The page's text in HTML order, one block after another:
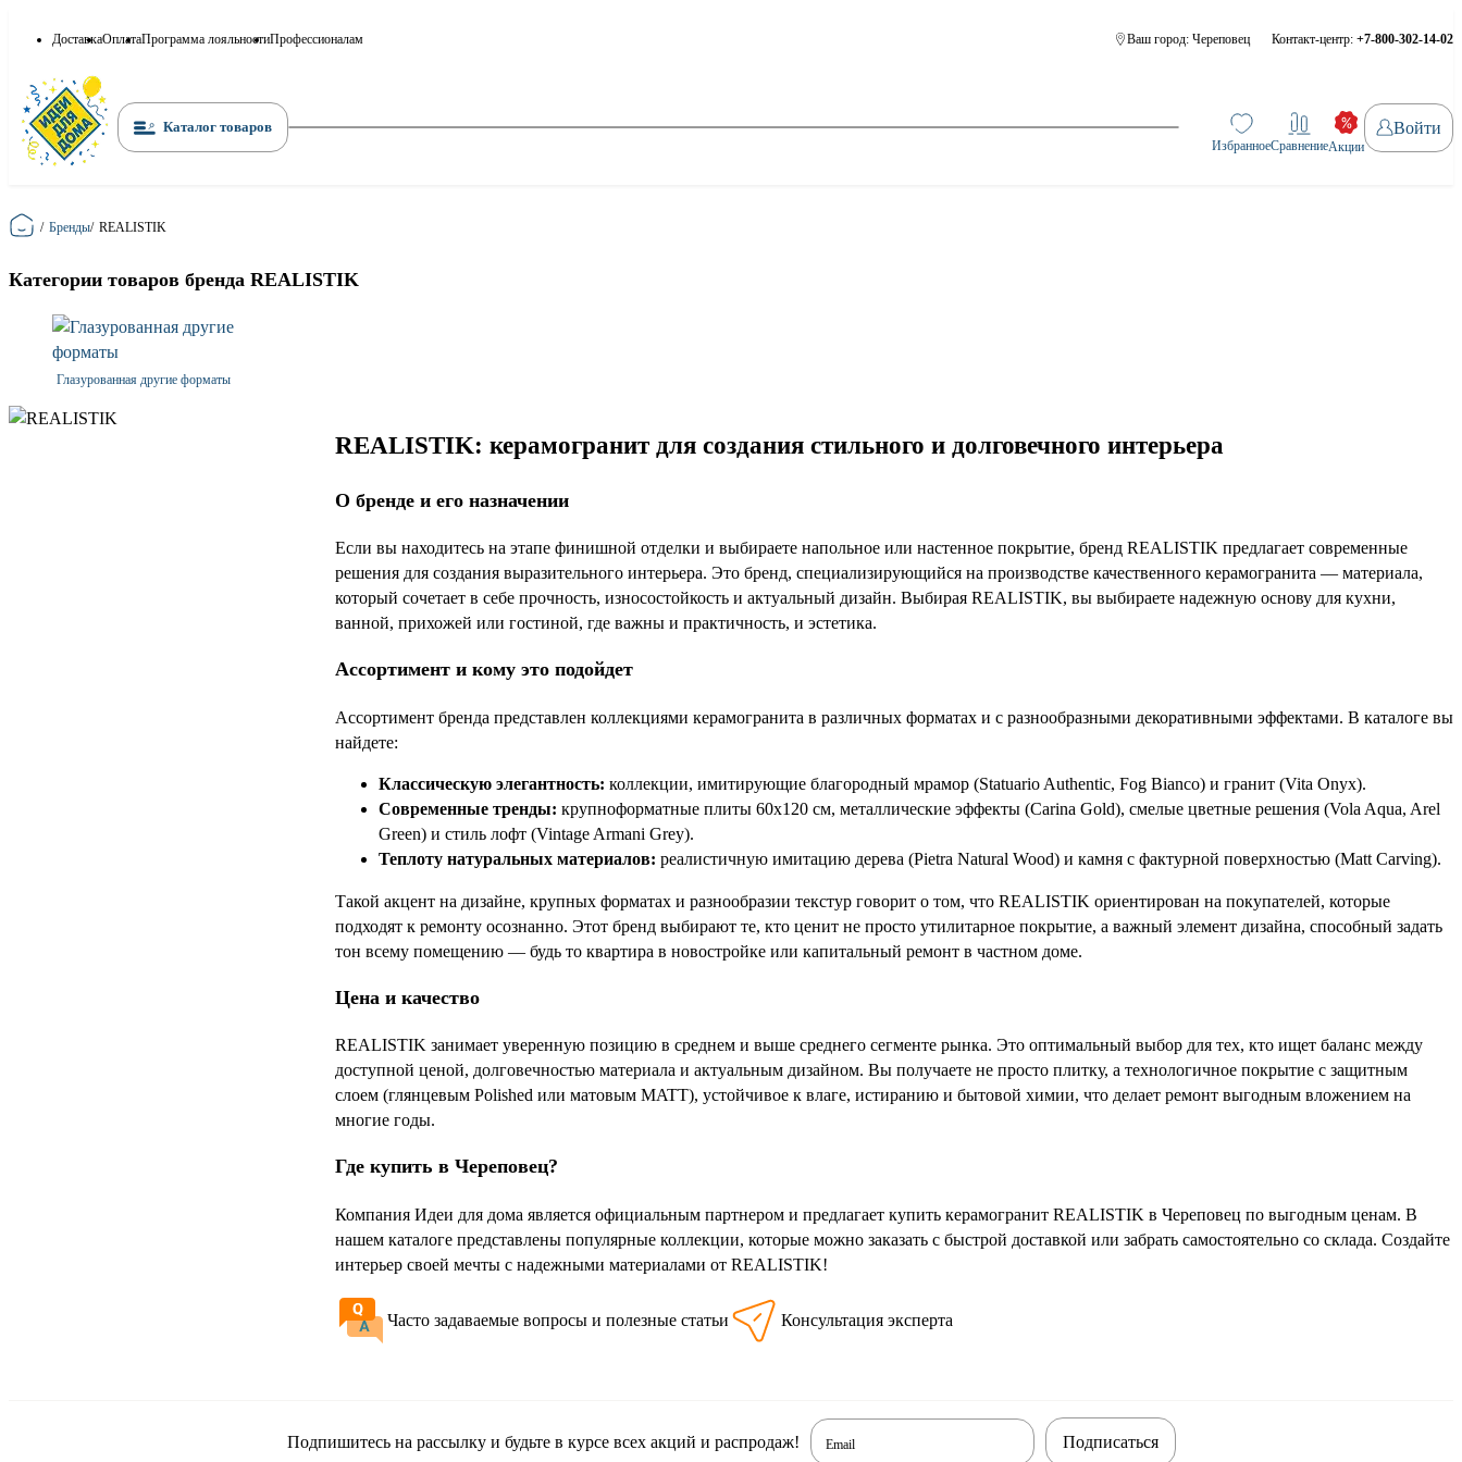
ДоставкаОплатаПрограмма лояльностиПрофессионалам Ваш город: Череповец Контакт-центр: +7-800-302-14-02
Каталог товаров
ИзбранноеСравнениеАкции
Войти
Главная
/ Бренды/ REALISTIK
Категории товаров бренда REALISTIK
Глазурованная другие форматы
REALISTIK: керамогранит для создания стильного и долговечного интерьера
О бренде и его назначении
Если вы находитесь на этапе финишной отделки и выбираете напольное или настенное покрытие, бренд REALISTIK предлагает современные
решения для создания выразительного интерьера. Это бренд, специализирующийся на производстве качественного керамогранита — материала,
который сочетает в себе прочность, износостойкость и актуальный дизайн. Выбирая REALISTIK, вы выбираете надежную основу для кухни,
ванной, прихожей или гостиной, где важны и практичность, и эстетика.
Ассортимент и кому это подойдет
Ассортимент бренда представлен коллекциями керамогранита в различных форматах и с разнообразными декоративными эффектами. В каталоге вы
найдете:
Классическую элегантность: коллекции, имитирующие благородный мрамор (Statuario Authentic, Fog Bianco) и гранит (Vita Onyx).
Современные тренды: крупноформатные плиты 60x120 см, металлические эффекты (Carina Gold), смелые цветные решения (Vola Aqua, Arel
Green) и стиль лофт (Vintage Armani Grey).
Теплоту натуральных материалов: реалистичную имитацию дерева (Pietra Natural Wood) и камня с фактурной поверхностью (Matt Carving).
Такой акцент на дизайне, крупных форматах и разнообразии текстур говорит о том, что REALISTIK ориентирован на покупателей, которые
подходят к ремонту осознанно. Этот бренд выбирают те, кто ценит не просто утилитарное покрытие, а важный элемент дизайна, способный задать
тон всему помещению — будь то квартира в новостройке или капитальный ремонт в частном доме.
Цена и качество
REALISTIK занимает уверенную позицию в среднем и выше среднего сегменте рынка. Это оптимальный выбор для тех, кто ищет баланс между
доступной ценой, долговечностью материала и актуальным дизайном. Вы получаете не просто плитку, а технологичное покрытие с защитным
слоем (глянцевым Polished или матовым MATT), устойчивое к влаге, истиранию и бытовой химии, что делает ремонт выгодным вложением на
многие годы.
Где купить в Череповец?
Компания Идеи для дома является официальным партнером и предлагает купить керамогранит REALISTIK в Череповец по выгодным ценам. В
нашем каталоге представлены популярные коллекции, которые можно заказать с быстрой доставкой или забрать самостоятельно со склада. Создайте
интерьер своей мечты с надежными материалами от REALISTIK!
Часто задаваемые вопросы и полезные статьи Консультация эксперта
Подпишитесь на рассылку и будьте в курсе всех акций и распродаж! Email Подписаться